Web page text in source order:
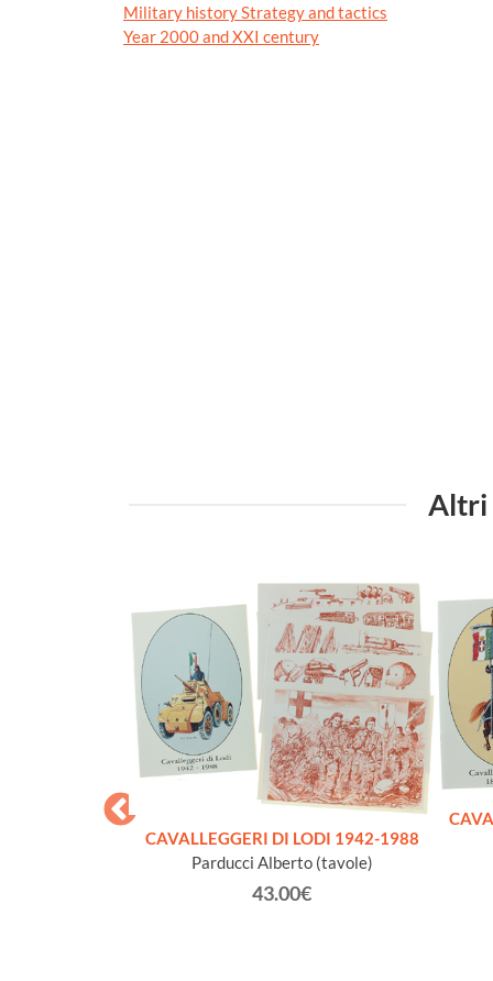
Military history Strategy and tactics
Year 2000 and XXI century
Altri
CAVALLEGGERI DI LODI 1942-1988
Parducci Alberto (tavole)
43.00€